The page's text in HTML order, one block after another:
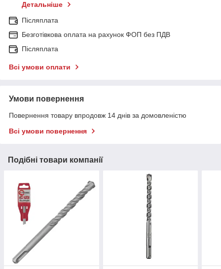
Детальніше
Післяплата
Безготівкова оплата на рахунок ФОП без ПДВ
Післяплата
Всі умови оплати
Умови повернення
Повернення товару впродовж 14 днів за домовленістю
Всі умови повернення
Подібні товари компанії